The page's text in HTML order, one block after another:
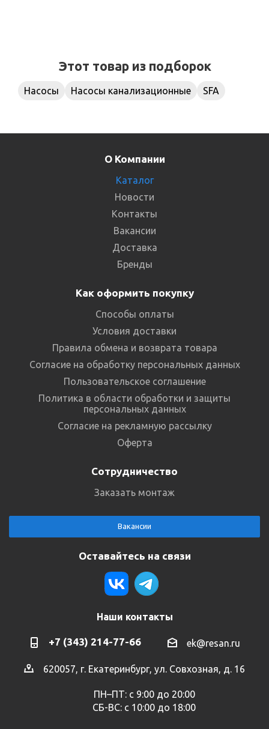
Этот товар из подборок
Насосы Насосы канализационные SFA
О Компании
Каталог
Новости
Контакты
Вакансии
Доставка
Бренды
Как оформить покупку
Способы оплаты
Условия доставки
Правила обмена и возврата товара
Согласие на обработку персональных данных
Пользовательское соглашение
Политика в области обработки и защиты
персональных данных
Согласие на рекламную рассылку
Оферта
Сотрудничество
Заказать монтаж
Вакансии
Оставайтесь на связи
Наши контакты
+7 (343) 214-77-66 ek@resan.ru
620057, г. Екатеринбург, ул. Совхозная, д. 16
ПН–ПТ: с 9:00 до 20:00
СБ-ВС: с 10:00 до 18:00